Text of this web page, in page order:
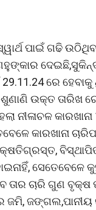
ପାଇଁ ଗଢି
ରେ
ଉକ୍ତ ତାରିଖ
କାରଖାନା
କାରଖାନା
ସେତେବେଳେ
ତାର ଚାରି ଗୁଣ
ଜମି,